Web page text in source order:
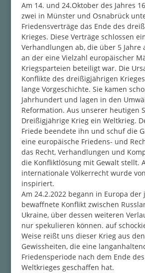
Am 14. und 24.Oktober des Jahres
zwei in Münster und Osnabrück
Friedensverträge das Ende des
Krieges. Diese Verträge schlossen
Verhandlungen ab, die über 5 Jahre
an der eine Vielzahl europäischer
Kriegsparteien beteiligt war. Die
Konflikte des dreißigjährigen
lange Vorgeschichte. Sie kamen
Jahrhundert und lagen in den
Reformation. Aus unserer heutigen
Dreißigjährige Krieg ein Weltkrieg.
Friede beendete ihn und schuf die
eine europäische Friedens- und
das Recht, Verhandlungen und
die Konfliktlösung mit Gewalt stellt.
internationale Völkerrecht wurde
inspiriert.
Am 24.2.2022 begann in Europa der
bewaffnete Konflikt zwischen
Ukraine, über dessen weiteren
nur spekulieren können. auf
Weise reißt uns dieser Krieg aus
Gewissheiten, die eine
Friedensperiode nach dem Ende
Weltkrieges geschaffen hat.